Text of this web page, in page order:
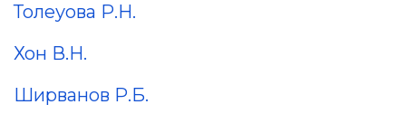
Толеуова Р.Н.
Хон В.Н.
Ширванов Р.Б.